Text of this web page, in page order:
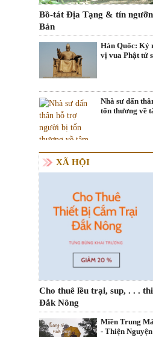
Bồ-tát Địa Tạng & tín
Bản
Hàn Quốc: Kỷ
vị vua Phật tử
Nhà sư dấn
tổn thương về
XÃ HỘI
Cho thuê lều trại, sup, . . .
Đắk Nông
Miền Trung
- Thiện